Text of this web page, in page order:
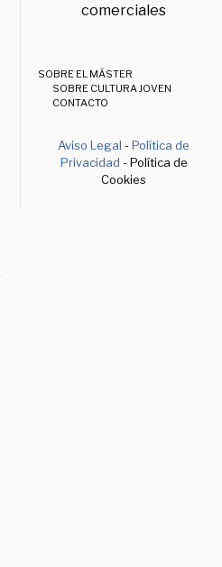
comerciales
SOBRE EL MÁSTER
SOBRE CULTURA JOVEN
CONTACTO
Aviso Legal -Política de
Privacidad - Política de
Cookies